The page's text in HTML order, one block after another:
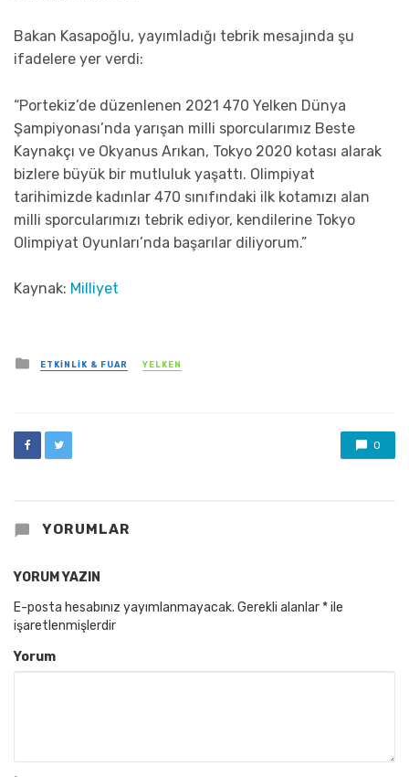
Bakan Kasapoğlu, yayımladığı tebrik mesajında şu
ifadelere yer verdi:
“Portekiz’de düzenlenen 2021 470 Yelken Dünya
Şampiyonası’nda yarışan milli sporcularımız Beste
Kaynakçı ve Okyanus Arıkan, Tokyo 2020 kotası alarak
bizlere büyük bir mutluluk yaşattı. Olimpiyat
tarihimizde kadınlar 470 sınıfındaki ilk kotamızı alan
milli sporcularımızı tebrik ediyor, kendilerine Tokyo
Olimpiyat Oyunları’nda başarılar diliyorum.”
Kaynak: Milliyet
Posted
in
ETKINLIK & FUAR YELKEN
0
YORUMLAR
YORUM YAZIN
E-posta hesabınız yayımlanmayacak. Gerekli alanlar *ile
işaretlenmişlerdir
Yorum